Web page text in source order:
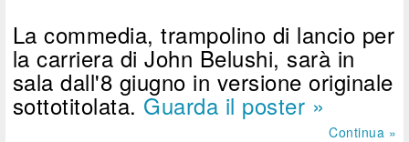
La commedia, trampolino di lancio per
la carriera di John Belushi, sarà in
sala dall'8 giugno in versione originale
sottotitolata. Guarda il poster »
Continua »